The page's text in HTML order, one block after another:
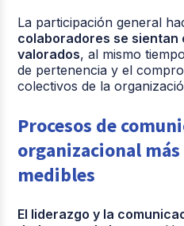
La participación general
colaboradores se sientan
valorados, al mismo
de pertenencia y el
colectivos de la
Procesos de
organizacional
medibles
El liderazgo y la